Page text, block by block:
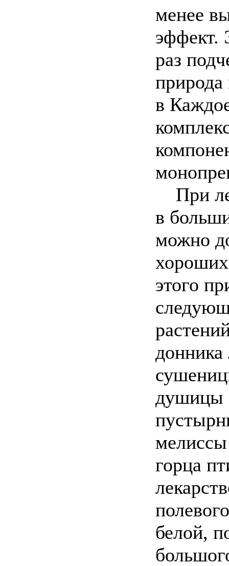
менее
эффект.
раз
природа
в
При
в
можно
хороших
этого
донника
душицы
мелиссы
горца
белой,